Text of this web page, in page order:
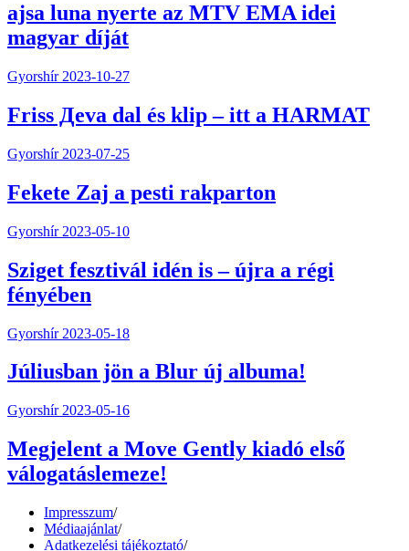
ajsa luna nyerte az MTV EMA idei
magyar díját
Gyorshír 2023-10-27
Friss Дeva dal és klip – itt a HARMAT
Gyorshír 2023-07-25
Fekete Zaj a pesti rakparton
Gyorshír 2023-05-10
Sziget fesztivál idén is – újra a régi
fényében
Gyorshír 2023-05-18
Júliusban jön a Blur új albuma!
Gyorshír 2023-05-16
Megjelent a Move Gently kiadó első
válogatáslemeze!
Impresszum/
Médiaajánlat/
Adatkezelési tájékoztató/